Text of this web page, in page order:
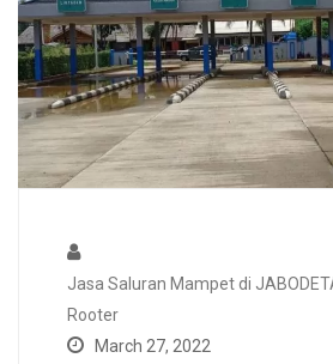
Jasa Saluran Mampet di
Rooter
March 27, 2022